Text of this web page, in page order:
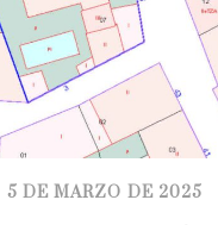
5 DE MARZO DE 2025